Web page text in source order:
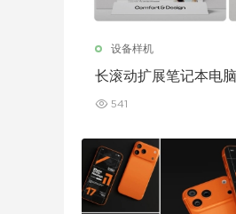
设备样机
长滚动扩展笔记本电
541